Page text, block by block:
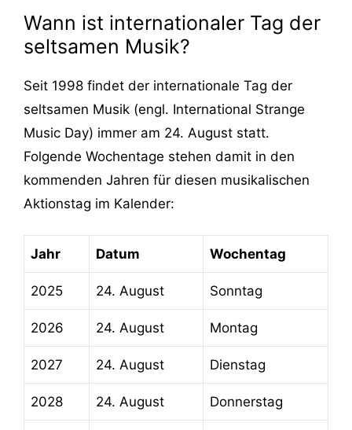
Wann ist internationaler Tag der
seltsamen Musik?
Seit 1998 findet der internationale Tag der
seltsamen Musik (engl. International Strange
Music Day) immer am 24. August statt.
Folgende Wochentage stehen damit in den
kommenden Jahren für diesen musikalischen
Aktionstag im Kalender:
Jahr Datum Wochentag
2025 24. August Sonntag
2026 24. August Montag
2027 24. August Dienstag
2028 24. August Donnerstag